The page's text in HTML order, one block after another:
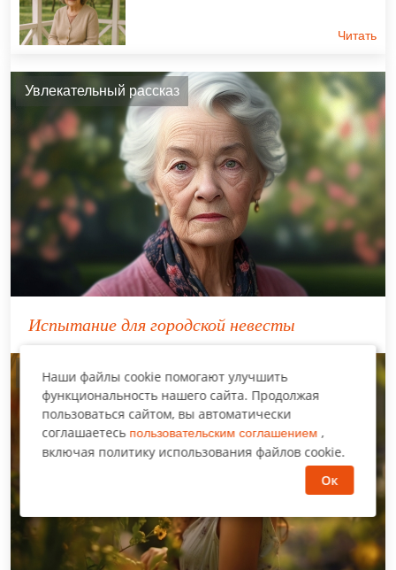
Читать
Увлекательный рассказ
Испытание для городской невесты
Нравится многим
Наши файлы cookie помогают улучшить
функциональность нашего сайта. Продолжая
пользоваться сайтом, вы автоматически
соглашаетесь пользовательским соглашением ,
включая политику использования файлов cookie.
Ок